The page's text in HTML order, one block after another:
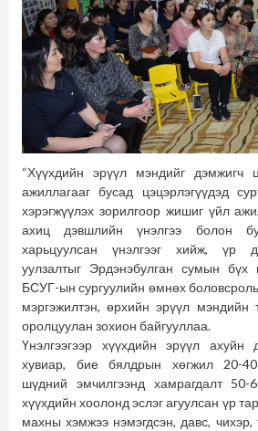
“Хүүхдийн эрүүл мэндийг дэмжигч
ажиллагааг бусад цэцэрлэгүүдэд
хэрэгжүүлэх зорилгоор жишиг үйл
ахиц дэвшлийн үнэлгээ болон
харьцуулсан үнэлгээг хийж, үр
уулзалтыг Эрдэнэбулган сумын бүх
БСУГ-ын сургуулийн өмнөх
мэргэжилтэн, өрхийн эрүүл мэндийн
оролцуулан зохион байгууллаа.
Үнэлгээгээр хүүхдийн эрүүл
хувиар, бие бялдрын хөгжил 20-
шүдний эмчилгээнд хамрагдалт 50-
хүүхдийн хоолонд эслэг агуулсан үр
махны хэмжээ нэмэгдсэн, давс, чихэр,